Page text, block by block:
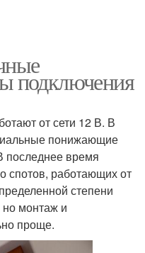
подключения
от сети 12 В. В
понижающие
время
спотов, работающих от
степени
но монтаж и
проще.